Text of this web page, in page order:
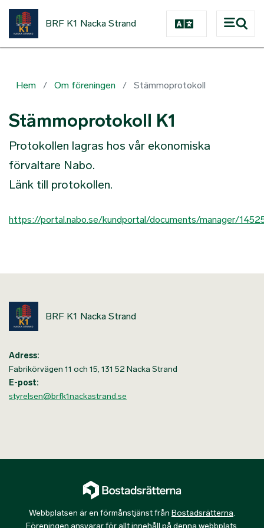
BRF K1 Nacka Strand
Hem Om föreningen Stämmoprotokoll
Stämmoprotokoll K1
Protokollen lagras hos vår ekonomiska
förvaltare Nabo.
Länk till protokollen.
https://portal.nabo.se/kundportal/documents/manager/
BRF K1 Nacka Strand
Adress:
Fabrikörvägen 11 och 15, 131 52 Nacka Strand
E-post:
styrelsen@brfk1nackastrand.se
Webbplatsen är en förmånstjänst från Bostadsrätterna.
Föreningen ansvarar för allt innehåll på denna webbplats.